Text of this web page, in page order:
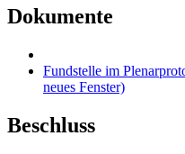
Dokumente
Fundstelle im
neues Fenster)
Beschluss